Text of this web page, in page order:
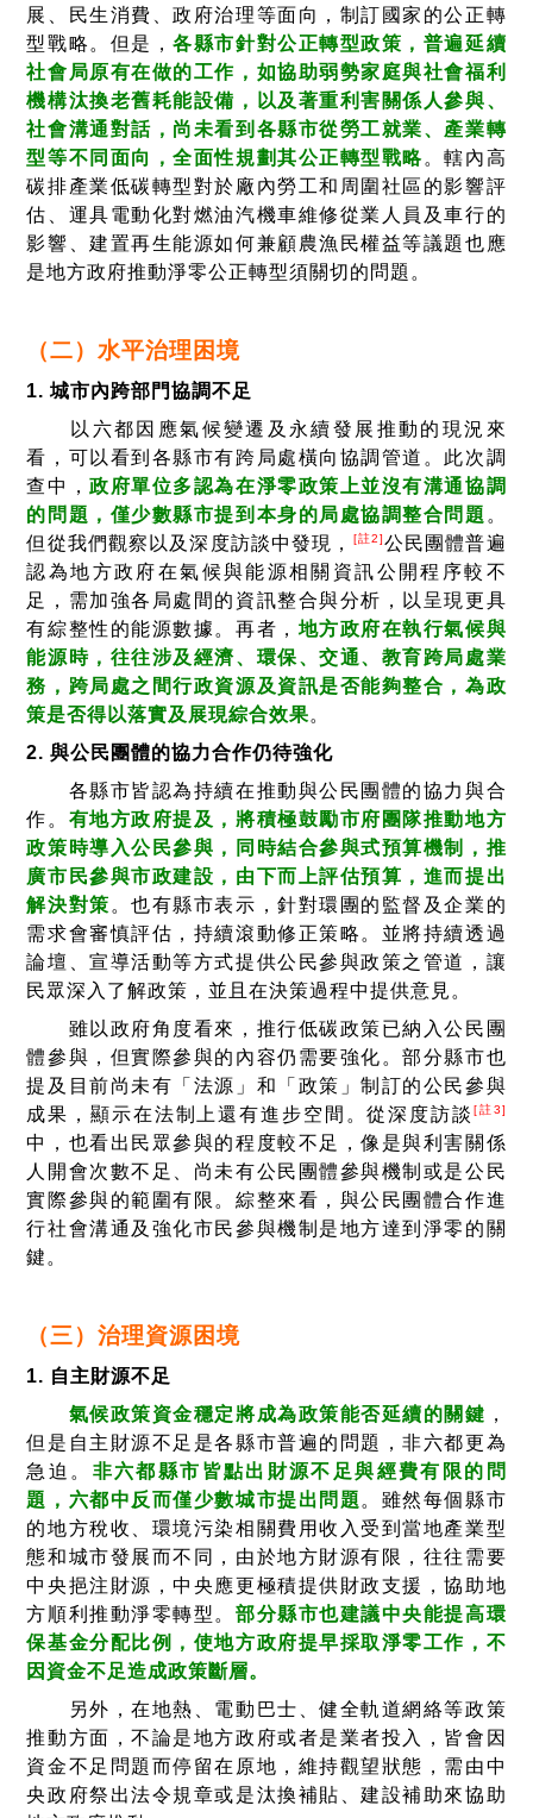
展、民生消費、政府治理等面向，制訂國家的公正轉
型戰略。但是，各縣市針對公正轉型政策，普遍延續
社會局原有在做的工作，如協助弱勢家庭與社會福利
機構汰換老舊耗能設備，以及著重利害關係人參與、
社會溝通對話，尚未看到各縣市從勞工就業、產業轉
型等不同面向，全面性規劃其公正轉型戰略。轄內高
碳排產業低碳轉型對於廠內勞工和周圍社區的影響評
估、運具電動化對燃油汽機車維修從業人員及車行的
影響、建置再生能源如何兼顧農漁民權益等議題也應
是地方政府推動淨零公正轉型須關切的問題。
（二）水平治理困境
1. 城市內跨部門協調不足
以六都因應氣候變遷及永續發展推動的現況來
看，可以看到 各縣市有跨局處橫向協調管道。此次調
查中，政府單位多認為在淨零政策上並沒有溝通協調
的問題，僅少數縣市提到本身的局處協調整合問題 。
但從我們觀察以及深度訪談中發現，
[註2]公民團體普遍
認為地方政府在氣候與能源相關資訊公開程序較不
足，需加強各局處間的資訊整合與分析，以呈現更具
有綜整性的能源數據。再者， 地方政府在執行氣候與
能源時，往往涉及經濟、環保、交通、教育跨局處業
務，跨局處之間行政資源及資訊是否能夠整合，為政
策是否得以落實及展現綜合效果。
2. 與公民團體的協力合作仍待強化
各縣市皆認為持續在推動與公民團體的協力與合
作。 有地方政府提及，將積極鼓勵市府團隊推動地方
政策時導入公民參與，同時結合參與式預算機制，推
廣市民參與市政建設，由下而上評估預算，進而提出
解決對策 。也有縣市表示，針對環團的監督及企業的
需求會審慎評估，持續滾動修正策略。並將持續透過
論壇、宣導活動等方式提供公民參與政策之管道，讓
民眾深入了解政策，並且在決策過程中提供意見。
雖以政府角度看來，推行低碳政策已納入公民團
體參與，但實際參與的內容仍需要強化。部分縣市也
提及目前尚未有「法源」和「政策」制訂的公民參與
成果，顯示在法制上還有進步空間。從深度訪談 [註3]
中，也看出民眾參與的程度較不足，像是與利害關係
人開會次數不足、尚未有公民團體參與機制或是公民
實際參與的範圍有限。綜整來看，與公民團體合作進
行社會溝通及強化市民參與機制是地方達到淨零的關
鍵。
（三）治理資源困境
1. 自主財源不足
氣候政策資金穩定將成為政策能否延續的關鍵 ，
但是自主財源不足是各縣市普遍的問題，非六都更為
急迫。 非六都縣市皆點出財源不足與經費有限的問
題，六都中反而僅少數城市提出問題 。雖然每個縣市
的地方稅收、環境污染相關費用收入受到當地產業型
態和城市發展而不同，由於地方財源有限，往往需要
中央挹注財源，中央應更極積提供財政支援，協助地
方順利推動淨零轉型。 部分縣市也建議中央能提高環
保基金分配比例，使地方政府提早採取淨零工作，不
因資金不足造成政策斷層。
另外，在地熱、電動巴士、健全軌道網絡等政策
推動方面，不論是地方政府或者是業者投入，皆會因
資金不足問題而停留在原地，維持觀望狀態，需由中
央政府祭出法令規章或是汰換補貼、建設補助來協助